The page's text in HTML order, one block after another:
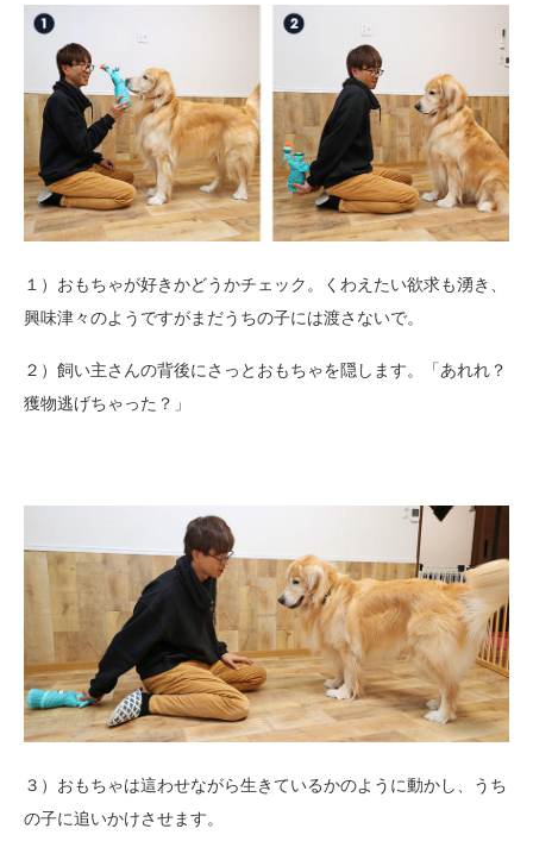
１）おもちゃが好きかどうかチェック。くわえたい欲求も湧き、
興味津々のようですがまだうちの子には渡さないで。
２）飼い主さんの背後にさっとおもちゃを隠します。「あれれ？
獲物逃げちゃった？」
３）おもちゃは這わせながら生きているかのように動かし、うち
の子に追いかけさせます。